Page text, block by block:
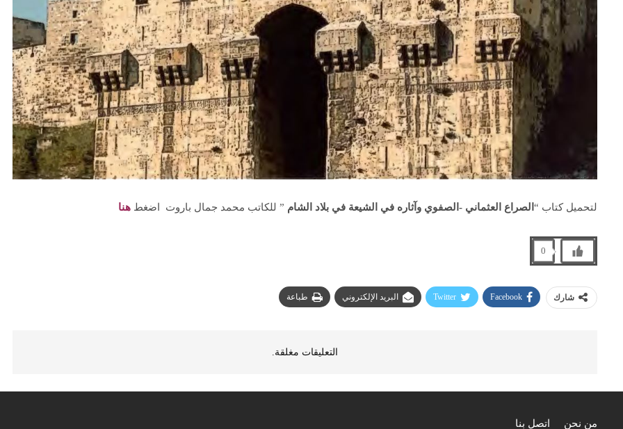
لتحميل كتاب “ الصراع العثماني -الصفوي وآثاره في الشيعة في بلاد الشام ” للكاتب محمد جمال باروت اضغط هنا
0
شارك Facebook
Twitter البريد الإلكتروني طباعة
التعليقات مغلقة.
من نحن اتصل بنا